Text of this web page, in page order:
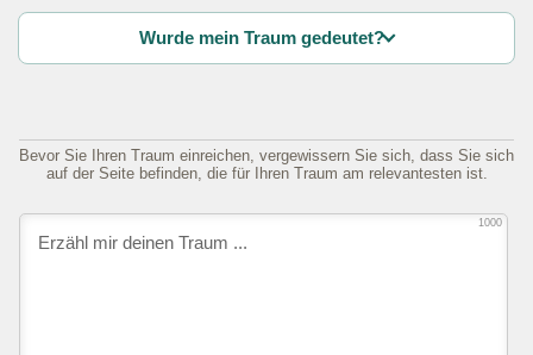
Wurde mein Traum gedeutet?
Bevor Sie Ihren Traum einreichen, vergewissern Sie sich, dass Sie sich
auf der Seite befinden, die für Ihren Traum am relevantesten ist.
1000